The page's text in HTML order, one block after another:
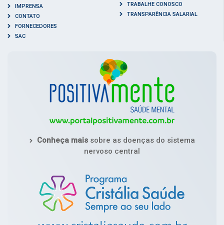
IMPRENSA
CONTATO
FORNECEDORES
SAC
TRABALHE CONOSCO
TRANSPARÊNCIA SALARIAL
Conheça maissobre as doenças do sistema
nervoso central